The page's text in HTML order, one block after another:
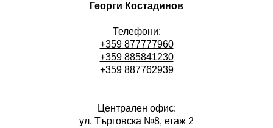
Георги Костадинов
Телефони:
+359 877777960
+359 885841230
+359 887762939
Централен офис:
ул. Търговска №8, етаж 2